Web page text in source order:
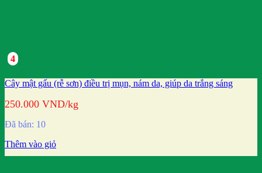
4
Cây mật gấu (rễ sơn) điều trị mụn, nám da, giúp da trắng sáng
250.000 VND/kg
Đã bán: 10
Thêm vào giỏ